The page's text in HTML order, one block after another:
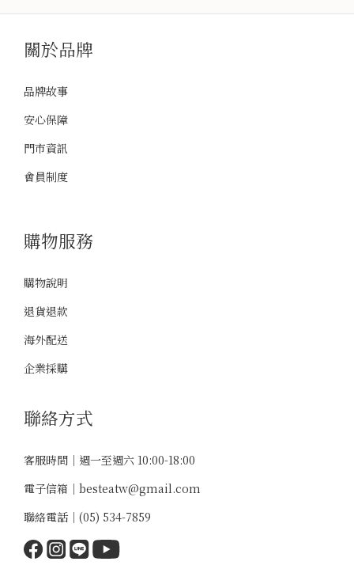
關於品牌
品牌故事
安心保障
門市資訊
會員制度
購物服務
購物說明
退貨退款
海外配送
企業採購
聯絡方式
客服時間｜週一至週六 10:00-18:00
電子信箱｜ besteatw@gmail.com
聯絡電話｜ (05) 534-7859